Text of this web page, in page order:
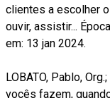
clientes a escolher
ouvir, assistir...
em: 13 jan 2024.
LOBATO, Pablo,
vocês fazem,